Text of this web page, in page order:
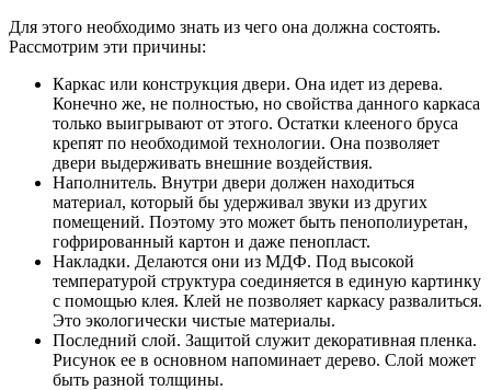
Для этого необходимо знать из чего она должна состоять.
Рассмотрим эти причины:
Каркас или конструкция двери. Она идет из дерева.
Конечно же, не полностью, но свойства данного каркаса
только выигрывают от этого. Остатки клееного бруса
крепят по необходимой технологии. Она позволяет
двери выдерживать внешние воздействия.
Наполнитель. Внутри двери должен находиться
материал, который бы удерживал звуки из других
помещений. Поэтому это может быть пенополиуретан,
гофрированный картон и даже пенопласт.
Накладки. Делаются они из МДФ. Под высокой
температурой структура соединяется в единую картинку
с помощью клея. Клей не позволяет каркасу развалиться.
Это экологически чистые материалы.
Последний слой. Защитой служит декоративная пленка.
Рисунок ее в основном напоминает дерево. Слой может
быть разной толщины.